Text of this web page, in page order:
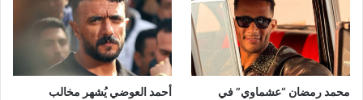
محمد رمضان “عشماوي” في
أحمد العوضي يُشهر مخالب